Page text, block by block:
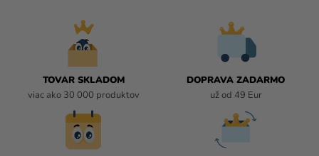
Blog
Kontakt
TOVAR SKLADOM
viac ako 30 000 produktov
DOPRAVA ZADARMO
už od 49 Eur